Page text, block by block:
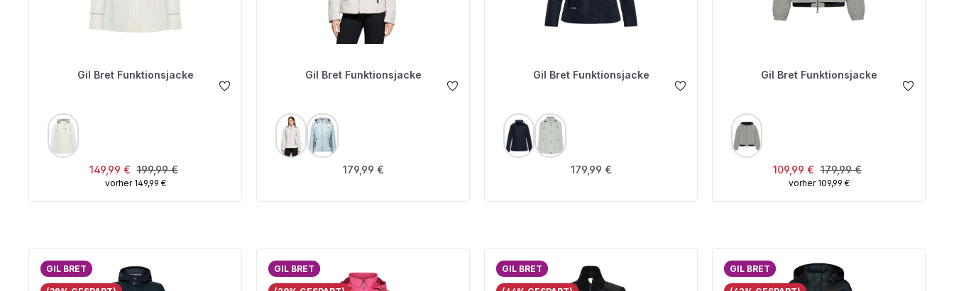
Gil Bret Funktionsjacke
FARBE
Verkaufspreis:
149,99 € Regulärer Preis:
199,99 €
vorher 149,99 €
Gil Bret Funktionsjacke
FARBE AUSWÄHLEN
Regulärer Preis:
179,99 €
Gil Bret Funktionsjacke
FARBE AUSWÄHLEN
Regulärer Preis:
179,99 €
Gil Bret Funktionsjacke
FARBE
Verkaufspreis:
109,99 € Regulärer Preis:
179,99 €
vorher 109,99 €
GIL BRET GIL BRET GIL BRET GIL BRET